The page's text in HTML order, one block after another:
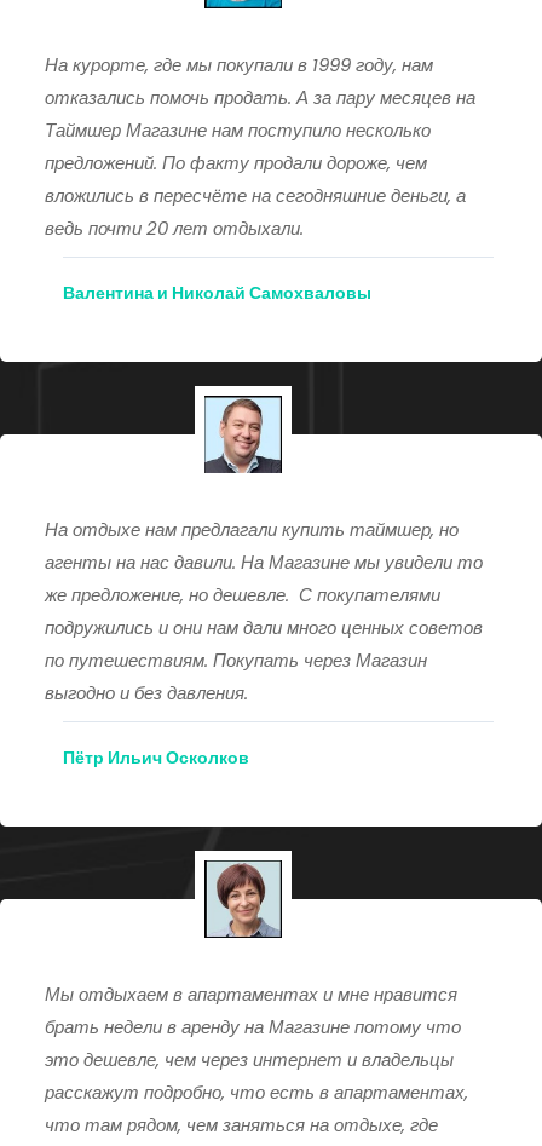
На курорте, где мы покупали в 1999 году, нам
отказались помочь продать. А за пару месяцев на
Таймшер Магазине нам поступило несколько
предложений. По факту продали дороже, чем
вложились в пересчёте на сегодняшние деньги, а
ведь почти 20 лет отдыхали.
Валентина и Николай Самохваловы
На отдыхе нам предлагали купить таймшер, но
агенты на нас давили. На Магазине мы увидели то
же предложение, но дешевле. С покупателями
подружились и они нам дали много ценных советов
по путешествиям. Покупать через Магазин
выгодно и без давления.
Пётр Ильич Осколков
Мы отдыхаем в апартаментах и мне нравится
брать недели в аренду на Магазине потому что
это дешевле, чем через интернет и владельцы
расскажут подробно, что есть в апартаментах,
что там рядом, чем заняться на отдыхе, где